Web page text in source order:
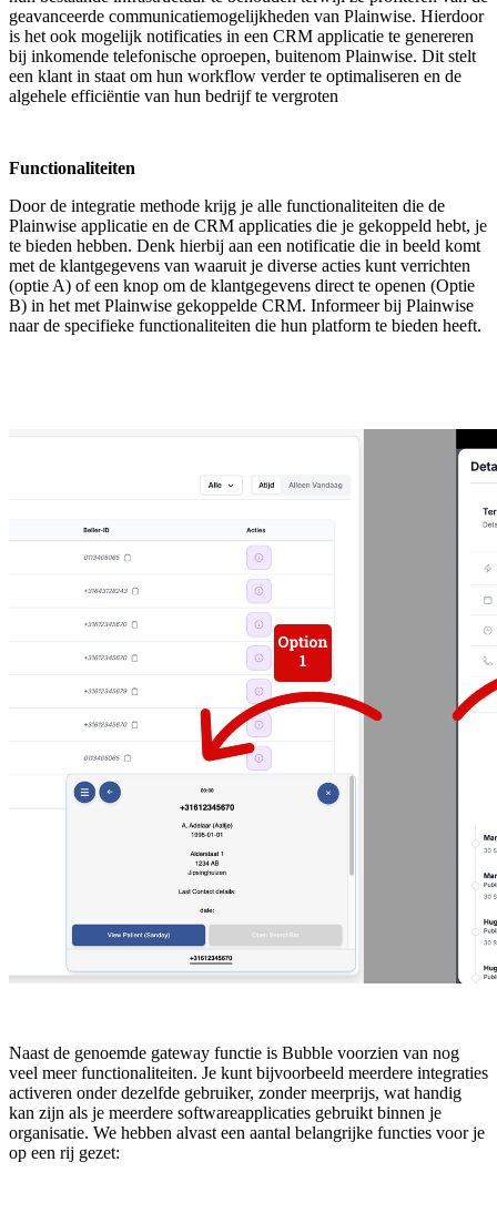
geavanceerde communicatiemogelijkheden van Plainwise. Hierdoor
is het ook mogelijk notificaties in een CRM applicatie te genereren
bij inkomende telefonische oproepen, buitenom Plainwise. Dit stelt
een klant in staat om hun workflow verder te optimaliseren en de
algehele efficiëntie van hun bedrijf te vergroten
Functionaliteiten
Door de integratie methode krijg je alle functionaliteiten die de
Plainwise applicatie en de CRM applicaties die je gekoppeld hebt, je
te bieden hebben. Denk hierbij aan een notificatie die in beeld komt
met de klantgegevens van waaruit je diverse acties kunt verrichten
(optie A) of een knop om de klantgegevens direct te openen (Optie
B) in het met Plainwise gekoppelde CRM. Informeer bij Plainwise
naar de specifieke functionaliteiten die hun platform te bieden heeft.
Naast de genoemde gateway functie is Bubble voorzien van nog
veel meer functionaliteiten. Je kunt bijvoorbeeld meerdere integraties
activeren onder dezelfde gebruiker, zonder meerprijs, wat handig
kan zijn als je meerdere softwareapplicaties gebruikt binnen je
organisatie. We hebben alvast een aantal belangrijke functies voor je
op een rij gezet: